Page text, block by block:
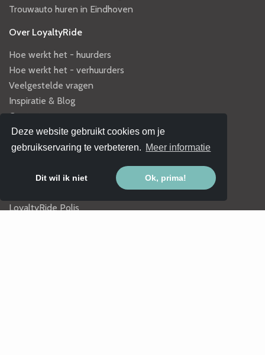
Trouwauto huren in Eindhoven
Over LoyaltyRide
Hoe werkt het - huurders
Hoe werkt het - verhuurders
Veelgestelde vragen
Inspiratie & Blog
Contact
Privacy policy
Samen werken met LoyaltyRide
LoyaltyRide Polis
Deze website gebruikt cookies om je
gebruikservaring te verbeteren. Meer informatie
Dit wil ik niet Ok, prima!